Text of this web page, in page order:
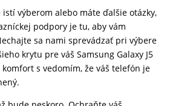
istí výberom alebo máte ďalšie otázky,
podpory je tu, aby vám
sa nami sprevádzať pri výbere
krytu pre váš Samsung Galaxy J5
s vedomím, že váš telefón je